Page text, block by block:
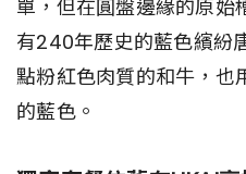
單，但在圓盤邊緣的原始
有240年歷史的藍色繽紛
點粉紅色肉質的和牛，也
的藍色。